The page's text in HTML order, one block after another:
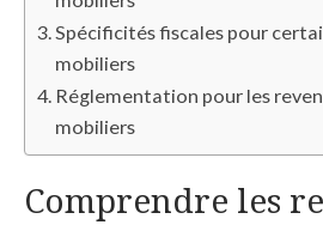
Spécificités fiscales pour
mobiliers
Réglementation pour les
mobiliers
Comprendre les